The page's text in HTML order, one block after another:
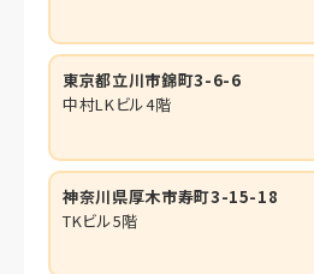
東京都立川市錦町3-6-6
中村LKビル4階
神奈川県厚木市寿町3-15-18
TKビル5階